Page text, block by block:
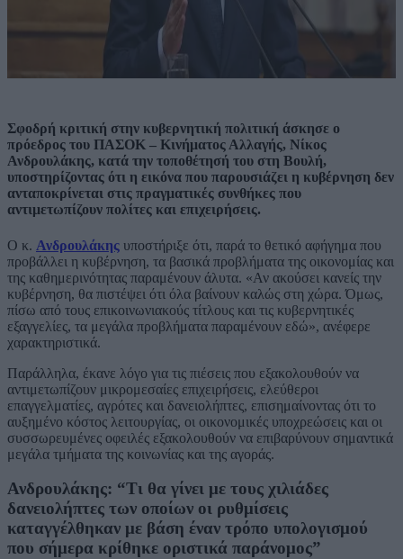
Σφοδρή κριτική στην κυβερνητική πολιτική άσκησε ο
πρόεδρος του ΠΑΣΟΚ – Κινήματος Αλλαγής, Νίκος
Ανδρουλάκης, κατά την τοποθέτησή του στη Βουλή,
υποστηρίζοντας ότι η εικόνα που παρουσιάζει η κυβέρνηση δεν
ανταποκρίνεται στις πραγματικές συνθήκες που
αντιμετωπίζουν πολίτες και επιχειρήσεις.
Ο κ. Ανδρουλάκης υποστήριξε ότι, παρά το θετικό αφήγημα που
προβάλλει η κυβέρνηση, τα βασικά προβλήματα της οικονομίας και
της καθημερινότητας παραμένουν άλυτα. «Αν ακούσει κανείς την
κυβέρνηση, θα πιστέψει ότι όλα βαίνουν καλώς στη χώρα. Όμως,
πίσω από τους επικοινωνιακούς τίτλους και τις κυβερνητικές
εξαγγελίες, τα μεγάλα προβλήματα παραμένουν εδώ», ανέφερε
χαρακτηριστικά.
Παράλληλα, έκανε λόγο για τις πιέσεις που εξακολουθούν να
αντιμετωπίζουν μικρομεσαίες επιχειρήσεις, ελεύθεροι
επαγγελματίες, αγρότες και δανειολήπτες, επισημαίνοντας ότι το
αυξημένο κόστος λειτουργίας, οι οικονομικές υποχρεώσεις και οι
συσσωρευμένες οφειλές εξακολουθούν να επιβαρύνουν σημαντικά
μεγάλα τμήματα της κοινωνίας και της αγοράς.
Ανδρουλάκης: “Τι θα γίνει με τους χιλιάδες
δανειολήπτες των οποίων οι ρυθμίσεις
καταγγέλθηκαν με βάση έναν τρόπο υπολογισμού
που σήμερα κρίθηκε οριστικά παράνομος”